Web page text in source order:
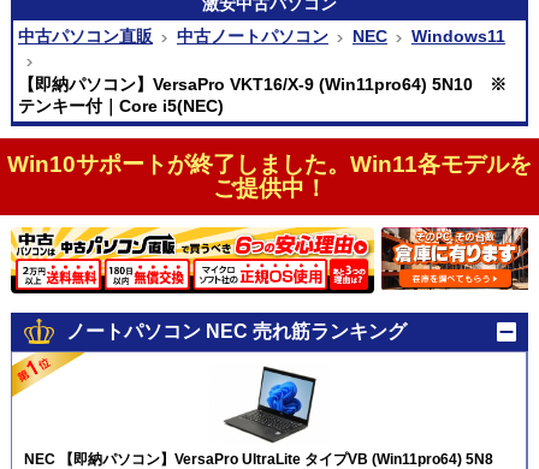
中古パソコン直販
中古ノートパソコン NEC Windows11
【即納パソコン】VersaPro VKT16/X-9 (Win11pro64) 5N10 ※
テンキー付｜Core i5(NEC)
Win10サポートが終了しました。Win11各モデルを
ご提供中！
ノートパソコン NEC 売れ筋ランキング
NEC 【即納パソコン】VersaPro UltraLite タイプVB (Win11pro64) 5N8